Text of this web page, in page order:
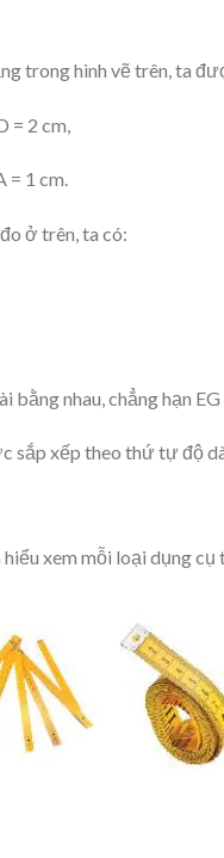
trong hình vẽ trên, ta
= 2 cm,
= 1 cm.
ở trên, ta có:
bằng nhau, chẳng hạn
sắp xếp theo thứ tự độ
hiểu xem mỗi loại dụng